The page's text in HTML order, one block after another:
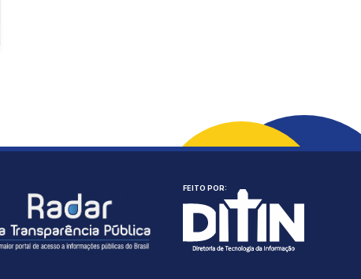
FEITO POR: